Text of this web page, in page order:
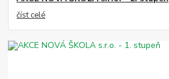
číst celé